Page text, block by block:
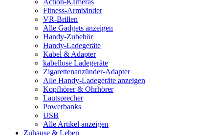
Action-Kameras
Fitness-Armbänder
VR-Brillen
Alle Gadgets anzeigen
Handy-Zubehör
Handy-Ladegeräte
Kabel & Adapter
kabellose Ladegeräte
Zigarettenanzünder-Adapter
Alle Handy-Ladegeräte anzeigen
Kopfhörer & Ohrhörer
Lautsprecher
Powerbanks
USB
Alle Artikel anzeigen
Zuhause & Leben